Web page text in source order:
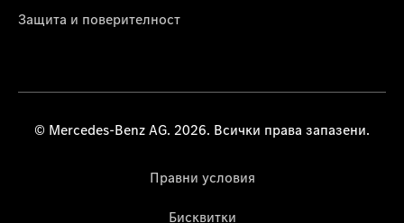
Защита и поверителност
© Mercedes-Benz AG. 2026. Всички права запазени.
Правни условия
Бисквитки